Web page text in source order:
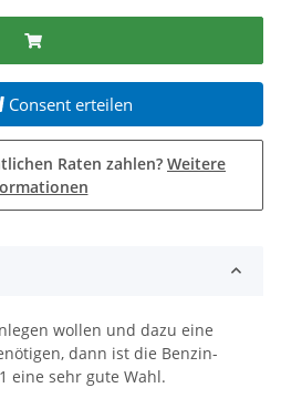
Consent erteilen
Raten zahlen? Weitere
wollen und dazu eine
dann ist die Benzin-
eine sehr gute Wahl.